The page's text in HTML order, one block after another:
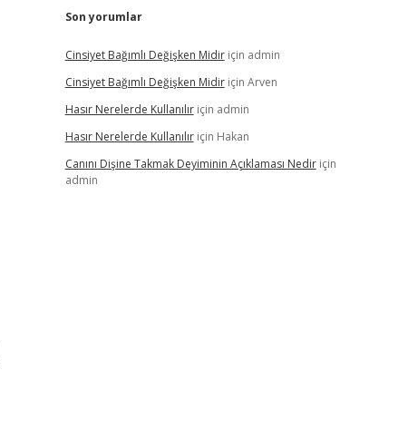
Son yorumlar
Cinsiyet Bağımlı Değişken Midiriçin admin
Cinsiyet Bağımlı Değişken Midiriçin Arven
Hasır Nerelerde Kullanılıriçin admin
Hasır Nerelerde Kullanılıriçin Hakan
Canını Dişine Takmak Deyiminin Açıklaması Nediriçin
admin